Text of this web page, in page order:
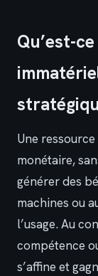
Qu’est-
Une
monétaire,
générer des
machines ou
l’usage. Au
compétence
s’affine et